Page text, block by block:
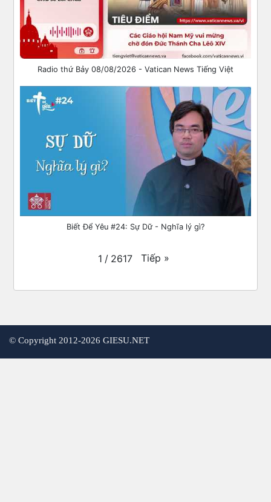
Radio thứ Bảy 08/08/2026 - Vatican News Tiếng Việt
Biết Để Yêu #24: Sự Dữ - Nghĩa lý gì?
1 / 2617 Tiếp »
© Copyright 2012-2026 GIESU.NET